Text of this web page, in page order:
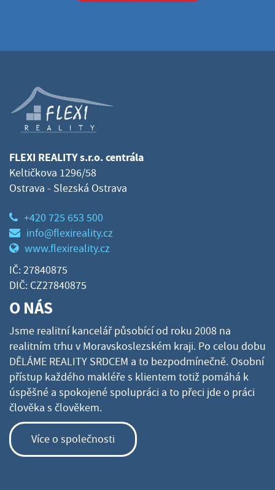
FLEXI REALITY s.r.o. centrála
Keltičkova 1296/58
Ostrava - Slezská Ostrava
+420 725 653 500
info@flexireality.cz
www.flexireality.cz
IČ: 27840875
DIČ: CZ27840875
O NÁS
Jsme realitní kancelář působící od roku 2008 na
realitním trhu v Moravskoslezském kraji. Po celou dobu
DĚLÁME REALITY SRDCEM a to bezpodmínečně. Osobní
přístup každého makléře s klientem totiž pomáhá k
úspěšné a spokojené spolupráci a to přeci jde o práci
člověka s člověkem.
Více o společnosti